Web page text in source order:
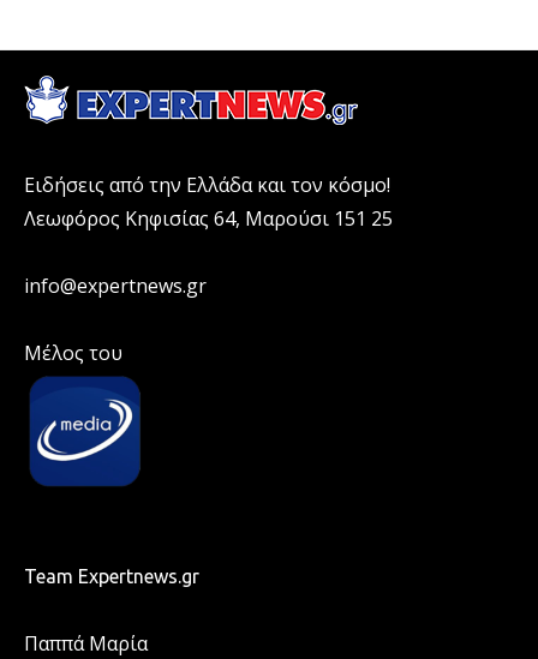
Ειδήσεις από την Ελλάδα και τον κόσμο!
Λεωφόρος Κηφισίας 64, Μαρούσι 151 25
info@expertnews.gr
Μέλος του
Team Expertnews.gr
Παππά Μαρία